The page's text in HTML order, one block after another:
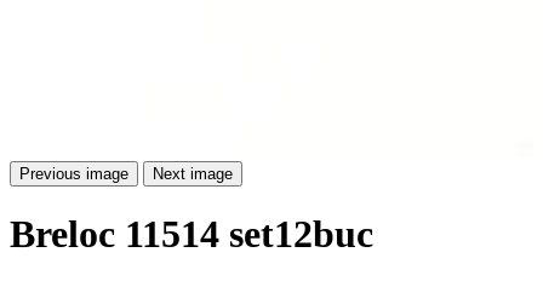
Previous image Next image
Breloc 11514 set12buc